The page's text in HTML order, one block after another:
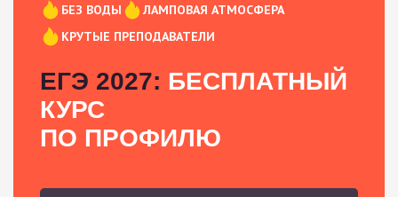
БЕЗ ВОДЫ
ЛАМПОВАЯ АТМОСФЕРА
КРУТЫЕ ПРЕПОДАВАТЕЛИ
ЕГЭ 2027: БЕСПЛАТНЫЙ
КУРС
ПО ПРОФИЛЮ